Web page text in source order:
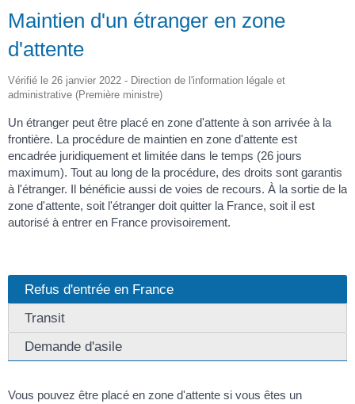
Maintien d'un étranger en zone
d'attente
Vérifié le 26 janvier 2022 - Direction de l'information légale et
administrative (Première ministre)
Un étranger peut être placé en zone d'attente à son arrivée à la
frontière. La procédure de maintien en zone d'attente est
encadrée juridiquement et limitée dans le temps (26 jours
maximum). Tout au long de la procédure, des droits sont garantis
à l'étranger. Il bénéficie aussi de voies de recours. À la sortie de la
zone d'attente, soit l'étranger doit quitter la France, soit il est
autorisé à entrer en France provisoirement.
Refus d'entrée en France
Transit
Demande d'asile
Vous pouvez être placé en zone d'attente si vous êtes un